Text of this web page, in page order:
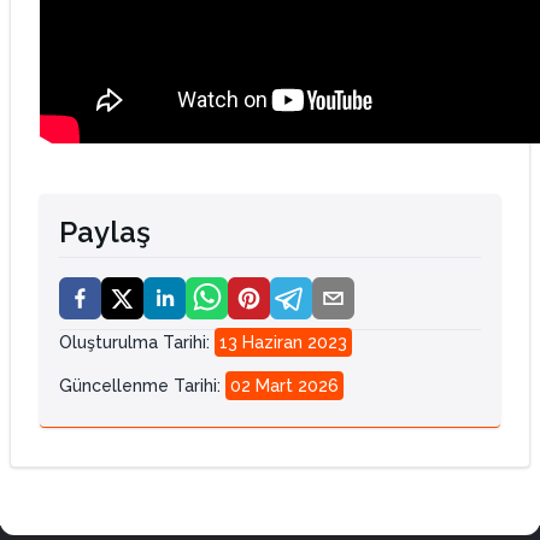
Paylaş
Oluşturulma Tarihi: 13 Haziran 2023
Güncellenme Tarihi: 02 Mart 2026